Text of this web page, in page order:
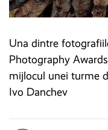
Una dintre
Photography
mijlocul unei turme
Ivo Danchev